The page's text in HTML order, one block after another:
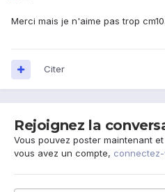
Merci mais je n'aime pas trop
Citer
Rejoignez la
Vous pouvez poster maintenant
vous avez un compte,